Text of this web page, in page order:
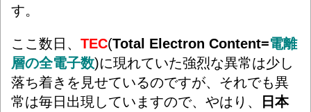
す。
ここ数日、 TEC(Total Electron Content=電離
層の全電子数)に現れていた強烈な異常は少し
落ち着きを見せているのですが、それでも異
常は毎日出現していますので、やはり、
日本